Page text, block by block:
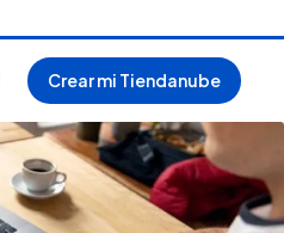
Crear mi Tiendanube